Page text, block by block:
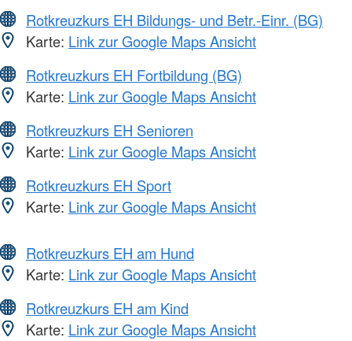
Rotkreuzkurs EH Bildungs- und Betr.-Einr. (BG)
Karte: Link zur Google Maps Ansicht
Rotkreuzkurs EH Fortbildung (BG)
Karte: Link zur Google Maps Ansicht
Rotkreuzkurs EH Senioren
Karte: Link zur Google Maps Ansicht
Rotkreuzkurs EH Sport
Karte: Link zur Google Maps Ansicht
Rotkreuzkurs EH am Hund
Karte: Link zur Google Maps Ansicht
Rotkreuzkurs EH am Kind
Karte: Link zur Google Maps Ansicht